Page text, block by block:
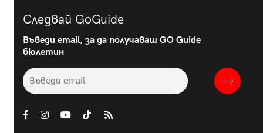
Следвай GoGuide
Въведи email, за да получаваш GO Guide
бюлетин